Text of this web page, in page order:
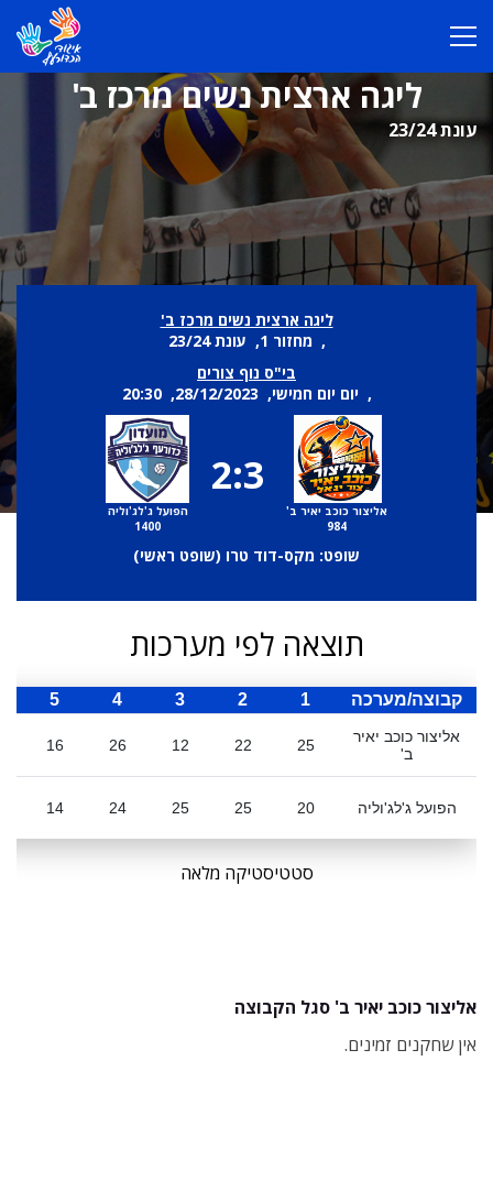
ליגה ארצית נשים מרכז ב'
עונת 23/24
ליגה ארצית נשים מרכז ב'
, מחזור 1, עונת 23/24
בי"ס נוף צורים
, יום יום חמישי, 28/12/2023, 20:30
אליצור כוכב יאיר ב'
984
2:3
הפועל ג'לג'וליה
1400
שופט: מקס-דוד טרו (שופט ראשי)
תוצאה לפי מערכות
קבוצה/מערכה 1
2
3
4
5
אליצור כוכב יאיר
ב'
25
22
12
26
16
הפועל ג'לג'וליה 20
25
25
24
14
סטטיסטיקה מלאה
אליצור כוכב יאיר ב' סגל הקבוצה
אין שחקנים זמינים.